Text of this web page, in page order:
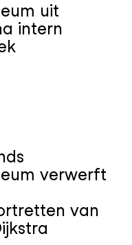
uit
intern
verwerft
van